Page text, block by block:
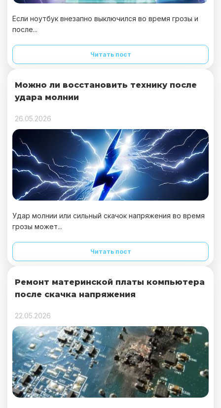
Если ноутбук внезапно выключился во время грозы и
после...
Читать пост
Можно ли восстановить технику после
удара молнии
26.05.2026
Удар молнии или сильный скачок напряжения во время
грозы может...
Читать пост
Ремонт материнской платы компьютера
после скачка напряжения
22.05.2026